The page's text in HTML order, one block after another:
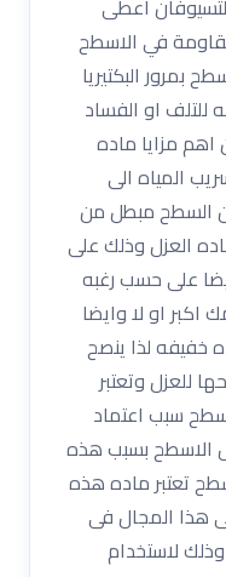
اعطى
في الاسطح
بمرور البكتيريا
للتلف او الفساد
مزايا ماده
المياه الى
السطح مبطل من
العزل وذلك على
على حسب رغبه
اكبر او لا وايضا
خفيفه لذا ينصح
للعزل وتعتبر
سبب اعتماد
الاسطح بسبب هذه
تعتبر ماده هذه
هذا المجال فى
لاستخدام